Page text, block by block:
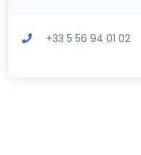
+33 5 56 94 01 02